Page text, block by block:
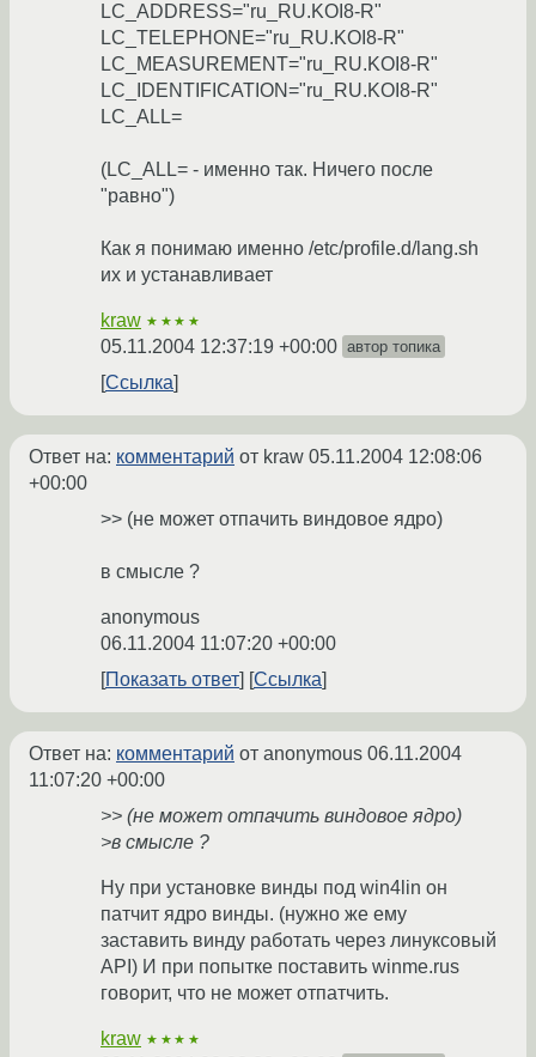
LC_ADDRESS="ru_RU.KOI8-R"
LC_TELEPHONE="ru_RU.KOI8-R"
LC_MEASUREMENT="ru_RU.KOI8-R"
LC_IDENTIFICATION="ru_RU.KOI8-R"
LC_ALL=
(LC_ALL= - именно так. Ничего после
"равно")
Как я понимаю именно /etc/profile.d/lang.sh
их и устанавливает
kraw ★★★★
05.11.2004 12:37:19 +00:00 автор топика
Ссылка
Ответ на: комментарий от kraw 05.11.2004 12:08:06
+00:00
>> (не может отпачить виндовое ядро)
в смысле ?
anonymous
06.11.2004 11:07:20 +00:00
Показать ответ
Ссылка
Ответ на: комментарий от anonymous 06.11.2004
11:07:20 +00:00
>> (не может отпачить виндовое ядро)
>в смысле ?
Ну при установке винды под win4lin он
патчит ядро винды. (нужно же ему
заставить винду работать через линуксовый
API) И при попытке поставить winme.rus
говорит, что не может отпатчить.
kraw ★★★★